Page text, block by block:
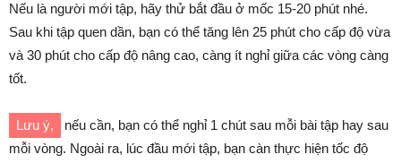
Nếu là người mới tập, hãy thử bắt đầu ở mốc 15-20 phút nhé.
Sau khi tập quen dần, bạn có thể tăng lên 25 phút cho cấp độ vừa
và 30 phút cho cấp độ nâng cao, càng ít nghỉ giữa các vòng càng
tốt.
Lưu ý,
nếu cần, bạn có thể nghỉ 1 chút sau mỗi bài tập hay sau
mỗi vòng. Ngoài ra, lúc đầu mới tập, bạn càn thực hiện tốc độ